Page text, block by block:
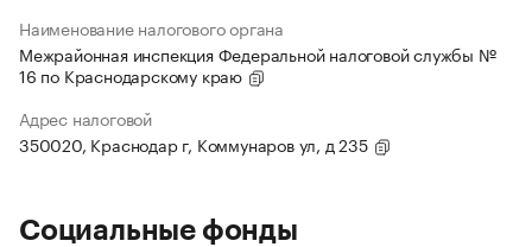
Наименование налогового органа
Межрайонная инспекция Федеральной налоговой службы №
16 по Краснодарскому краю
Адрес налоговой
350020, Краснодар г, Коммунаров ул, д 235
Социальные фонды